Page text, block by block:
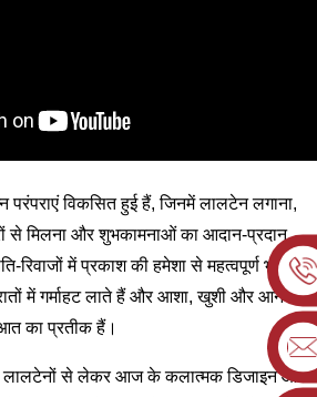
परंपराएं विकसित हुई हैं, जिनमें लालटेन लगाना,
से मिलना और शुभकामनाओं का आदान-प्रदान
रिवाजों में प्रकाश की हमेशा से महत्वपूर्ण भूमिका
में गर्माहट लाते हैं और आशा, खुशी और आने
का प्रतीक हैं।
लालटेनों से लेकर आज के कलात्मक डिजाइन और